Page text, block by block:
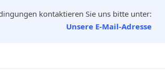
kontaktieren Sie uns bitte unter:
Unsere E-Mail-Adresse